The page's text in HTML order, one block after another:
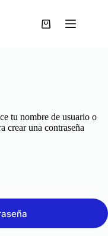
tu nombre de usuario o
crear una contraseña